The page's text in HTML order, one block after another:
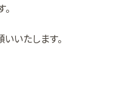
いたします。